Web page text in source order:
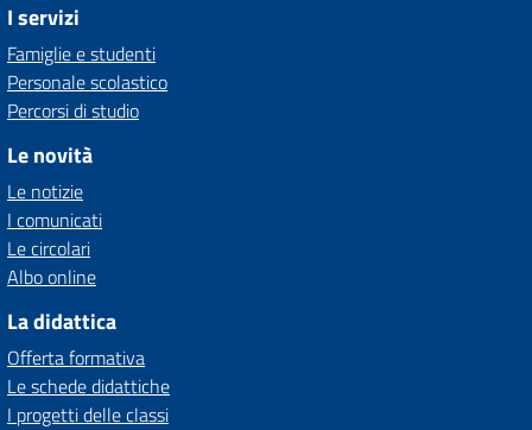
I servizi
Famiglie e studenti
Personale scolastico
Percorsi di studio
Le novità
Le notizie
I comunicati
Le circolari
Albo online
La didattica
Offerta formativa
Le schede didattiche
I progetti delle classi